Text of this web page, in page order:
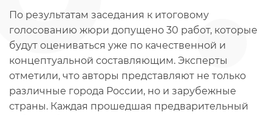
По результатам заседания к итоговому
голосованию жюри допущено 30 работ, которые
будут оцениваться уже по качественной и
концептуальной составляющим. Эксперты
отметили, что авторы представляют не только
различные города России, но и зарубежные
страны. Каждая прошедшая предварительный